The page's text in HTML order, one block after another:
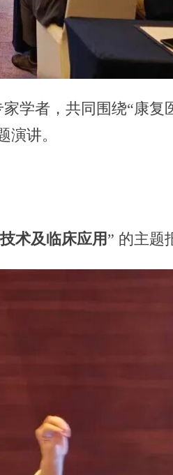
学者，共同围绕“康复
讲。
术及临床应用 ” 的主题